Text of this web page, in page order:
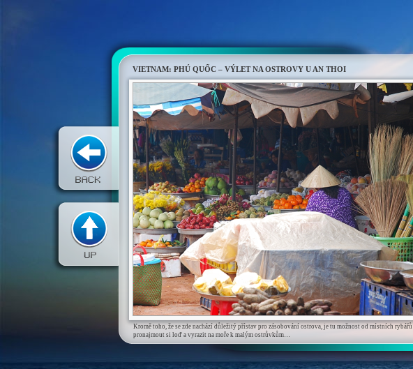
VIETNAM: PHÚ QUỐC – VÝLET NA OSTROVY U AN THOI
Kromě toho, že se zde nachází důležitý přístav pro zásobování ostrova, je tu možnost od místních rybářů
pronajmout si loď a vyrazit na moře k malým ostrůvkům…